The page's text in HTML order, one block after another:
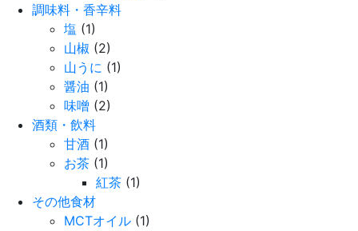
調味料・香辛料
塩 (1)
山椒 (2)
山うに (1)
醤油 (1)
味噌 (2)
酒類・飲料
甘酒 (1)
お茶 (1)
紅茶 (1)
その他食材
MCTオイル (1)